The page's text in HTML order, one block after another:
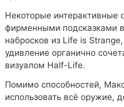
Некоторые интерактивные
фирменными подсказками
набросков из Life is
удивление органично
визуалом Half-Life.
Помимо способностей,
использовать всё оружие,